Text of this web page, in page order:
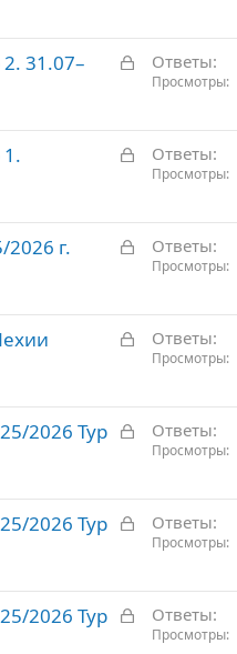
о л
еЗ
р
ы
31.07–
Ответы
Просмотры
З
р
ы
Ответы
Просмотры
З
р
ы
г.
Ответы
Просмотры
З
р
ы
Ответы
Просмотры
З
р
ы
2026 Тур
Ответы
Просмотры
З
р
ы
2026 Тур
Ответы
Просмотры
З
2026 Тур
Ответы
Просмотры